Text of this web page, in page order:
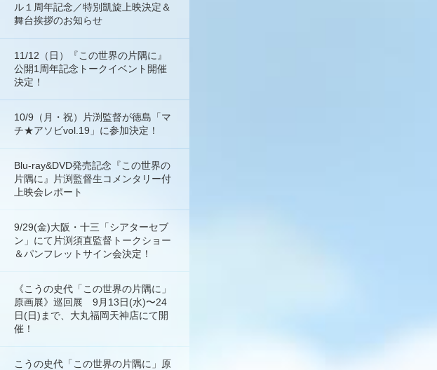
ル１周年記念／特別凱旋上映決定＆
舞台挨拶のお知らせ
11/12（日）『この世界の片隅に』
公開1周年記念トークイベント開催
決定！
10/9（月・祝）片渕監督が徳島「マ
チ★アソビvol.19」に参加決定！
Blu-ray&DVD発売記念『この世界の
片隅に』片渕監督生コメンタリー付
上映会レポート
9/29(金)大阪・十三「シアターセブ
ン」にて片渕須直監督トークショー
＆パンフレットサイン会決定！
《こうの史代「この世界の片隅に」
原画展》巡回展 9月13日(水)〜24
日(日)まで、大丸福岡天神店にて開
催！
こうの史代「この世界の片隅に」原